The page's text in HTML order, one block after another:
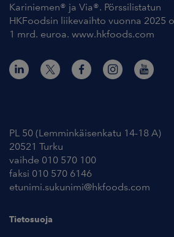
Kariniemen® ja Via®. Pörssilistatun
HKFoodsin liikevaihto vuonna 2025
1 mrd. euroa. www.hkfoods.com
PL 50 (Lemminkäisenkatu 14-18 A)
20521 Turku
vaihde 010 570 100
faksi 010 570 6146
etunimi.sukunimi@hkfoods.com
Tietosuoja